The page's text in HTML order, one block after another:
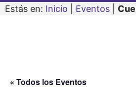
Estás en: Inicio Eventos
« Todos los Eventos